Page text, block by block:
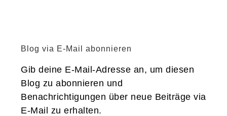
Blog via E-Mail abonnieren
Gib deine E-Mail-Adresse an, um diesen
Blog zu abonnieren und
Benachrichtigungen über neue Beiträge via
E-Mail zu erhalten.